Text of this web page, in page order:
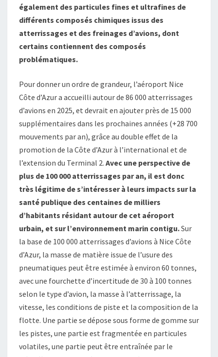
également des particules fines et ultrafines de
différents composés chimiques issus des
atterrissages et des freinages d’avions, dont
certains contiennent des composés
problématiques.
Pour donner un ordre de grandeur, l’aéroport Nice
Côte d’Azur a accueilli autour de 86 000 atterrissages
d’avions en 2025, et devrait en ajouter près de 15 000
supplémentaires dans les prochaines années (+28 700
mouvements par an), grâce au double effet de la
promotion de la Côte d’Azur à l’international et de
l’extension du Terminal 2. Avec une perspective de
plus de 100 000 atterrissages par an, il est donc
très légitime de s’intéresser à leurs impacts sur la
santé publique des centaines de milliers
d’habitants résidant autour de cet aéroport
urbain, et sur l’environnement marin contigu.Sur
la base de 100 000 atterrissages d’avions à Nice Côte
d’Azur, la masse de matière issue de l’usure des
pneumatiques peut être estimée à environ 60 tonnes,
avec une fourchette d’incertitude de 30 à 100 tonnes
selon le type d’avion, la masse à l’atterrissage, la
vitesse, les conditions de piste et la composition de la
flotte. Une partie se dépose sous forme de gomme sur
les pistes, une partie est fragmentée en particules
volatiles, une partie peut être entraînée par le